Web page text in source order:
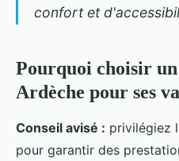
confort et
Pourquoi choisir
Ardèche pour ses
Conseil avisé : privilégiez
pour garantir des